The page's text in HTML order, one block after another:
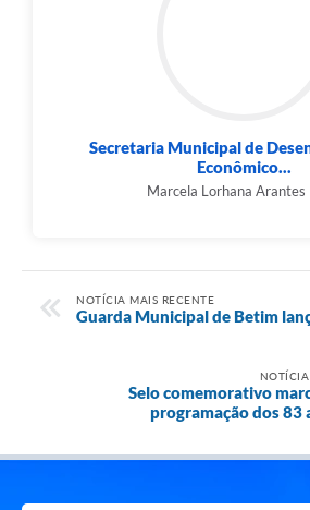
Secretaria Municipal de
Econômico...
Marcela Lorhana Arantes
NOTÍCIA MAIS RECENTE
Guarda Municipal de Betim
Selo comemorativo
programação dos 83